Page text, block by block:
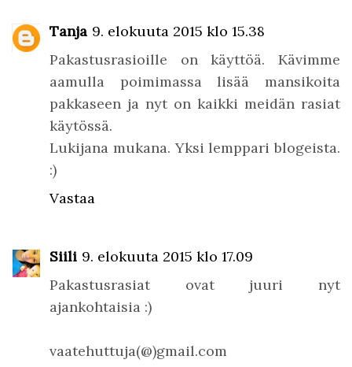
Tanja 9. elokuuta 2015 klo 15.38
Pakastusrasioille on käyttöä. Kävimme
aamulla poimimassa lisää mansikoita
pakkaseen ja nyt on kaikki meidän rasiat
käytössä.
Lukijana mukana. Yksi lemppari blogeista.
:)
Vastaa
Siili 9. elokuuta 2015 klo 17.09
Pakastusrasiat ovat juuri nyt
ajankohtaisia :)
vaatehuttuja(@)gmail.com